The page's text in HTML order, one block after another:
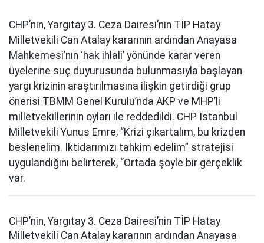
CHP’nin, Yargıtay 3. Ceza Dairesi’nin TİP Hatay
Milletvekili Can Atalay kararının ardından Anayasa
Mahkemesi’nın ‘hak ihlali’ yönünde karar veren
üyelerine suç duyurusunda bulunmasıyla başlayan
yargı krizinin araştırılmasına ilişkin getirdiği grup
önerisi TBMM Genel Kurulu’nda AKP ve MHP’li
milletvekillerinin oyları ile reddedildi. CHP İstanbul
Milletvekili Yunus Emre, “Krizi çıkartalım, bu krizden
beslenelim. İktidarımızı tahkim edelim” stratejisi
uygulandığını belirterek, “Ortada şöyle bir gerçeklik
var.
CHP’nin, Yargıtay 3. Ceza Dairesi’nin TİP Hatay
Milletvekili Can Atalay kararının ardından Anayasa